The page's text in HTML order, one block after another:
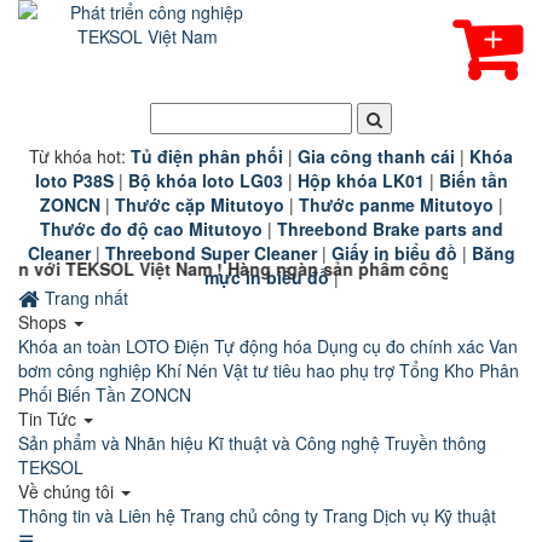
Từ khóa hot: Tủ điện phân phối | Gia công thanh cái | Khóa
loto P38S| Bộ khóa loto LG03| Hộp khóa LK01 | Biến tần
ZONCN| Thước cặp Mitutoyo | Thước panme Mitutoyo |
Thước đo độ cao Mitutoyo | Threebond Brake parts and
Cleaner| Threebond Super Cleaner| Giấy in biểu đồ | Băng
mực in biểu đồ |
Việt Nam ! Hàng ngàn sản phẩm công nghiệp chính hãng
Trang nhất
Shops
Khóa an toàn LOTO Điện Tự động hóa Dụng cụ đo chính xác Van
bơm công nghiệp Khí Nén Vật tư tiêu hao phụ trợ Tổng Kho Phân
Phối Biến Tần ZONCN
Tin Tức
Sản phẩm và Nhãn hiệu Kĩ thuật và Công nghệ Truyền thông
TEKSOL
Về chúng tôi
Thông tin và Liên hệ Trang chủ công ty Trang Dịch vụ Kỹ thuật